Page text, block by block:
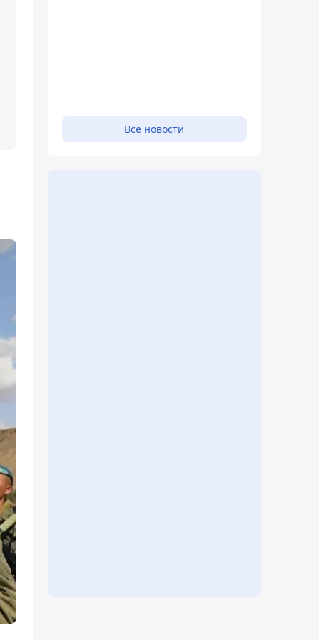
Все новости